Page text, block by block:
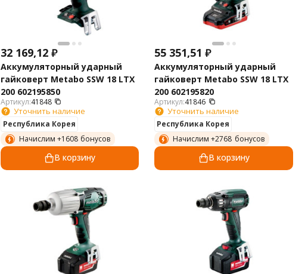
32 169,12 ₽
Аккумуляторный ударный
гайковерт Metabo SSW 18 LTX
200 602195850
Артикул:41848
Уточнить наличие
Республика Корея
Начислим +1608 бонусов
В корзину
55 351,51 ₽
Аккумуляторный ударный
гайковерт Metabo SSW 18 LTX
200 602195820
Артикул:41846
Уточнить наличие
Республика Корея
Начислим +2768 бонусов
В корзину